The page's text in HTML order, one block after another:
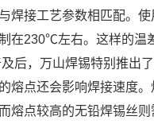
焊接工艺参数相匹配。
在230℃左右。这样的温
后，万山焊锡特别推出
熔点还会影响焊接速度
熔点较高的无铅焊锡丝